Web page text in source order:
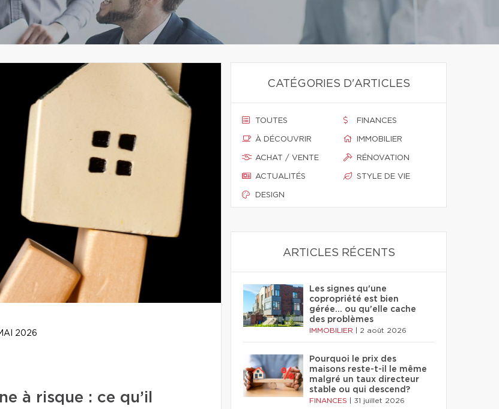
2026
à risque : ce qu’il
CATÉGORIES D'ARTICLES
TOUTES
À DÉCOUVRIR
ACHAT / VENTE
ACTUALITÉS
DESIGN
FINANCES
IMMOBILIER
RÉNOVATION
STYLE DE VIE
ARTICLES RÉCENTS
Les signes qu'une
copropriété est bien
gérée… ou qu'elle cache
des problèmes
IMMOBILIER 2 août 2026
Pourquoi le prix des
maisons reste-t-il le même
malgré un taux directeur
stable ou qui descend?
FINANCES 31 juillet 2026